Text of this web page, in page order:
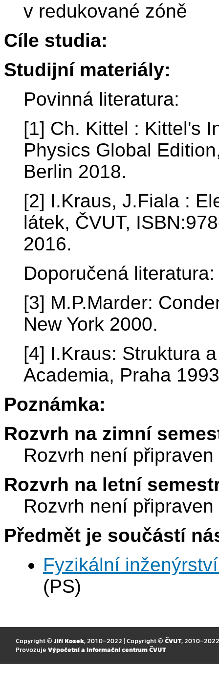
v redukované zóně
Cíle studia:
Studijní materiály:
Povinná literatura:
[1] Ch. Kittel : Kittel's
Physics Global
Berlin 2018.
[2] I.Kraus, J.Fiala :
látek, ČVUT,
2016.
Doporučená literatura:
[3] M.P.Marder:
New York 2000.
[4] I.Kraus: Struktura
Academia, Praha
Poznámka:
Rozvrh na zimní
Rozvrh není připraven
Rozvrh na letní
Rozvrh není připraven
Předmět je součástí
Fyzikální
(PS)
Copyright © Jiří Kosek, 2010–2022 | Copyright © ČVUT, 2010–2022
Provozuje Výpočetní a informační centrum ČVUT